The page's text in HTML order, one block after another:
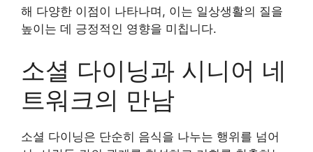
해 다양한 이점이 나타나며, 이는 일상생활의 질을
높이는 데 긍정적인 영향을 미칩니다.
소셜 다이닝과 시니어 네
트워크의 만남
소셜 다이닝은 단순히 음식을 나누는 행위를 넘어